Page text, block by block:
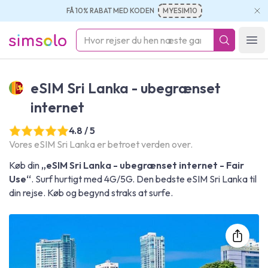
FÅ 10% RABAT MED KODEN MYESIM10
simsolo
eSIM Sri Lanka - ubegrænset
internet
4.8 / 5
Vores eSIM Sri Lanka er betroet verden over.
Køb din „eSIM Sri Lanka - ubegrænset internet - Fair
Use“. Surf hurtigt med 4G/5G. Den bedste eSIM Sri Lanka til
din rejse. Køb og begynd straks at surfe.